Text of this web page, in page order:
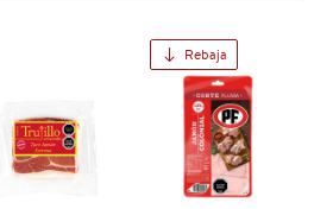
Rebaja